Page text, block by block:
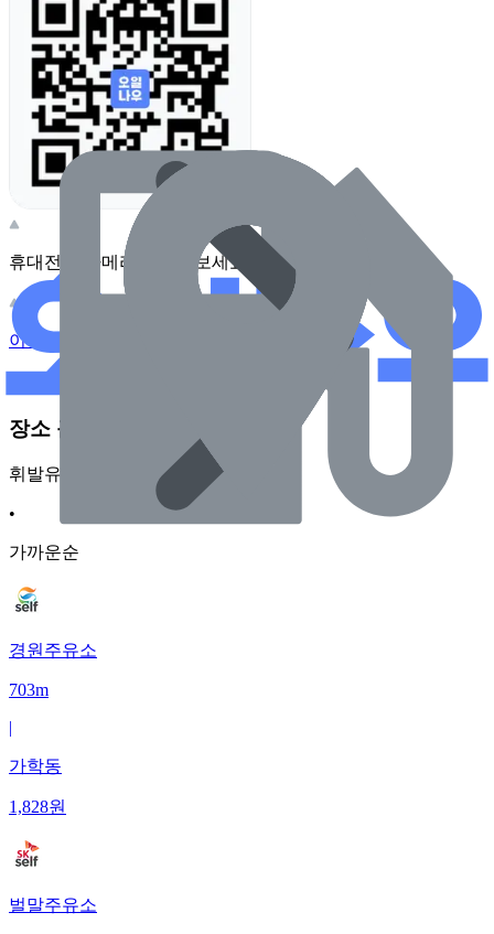
휴대전화 카메라로 찍어보세요
이 주유소의 사장님이신가요?
장소 근처 주유소
휘발유
•
가까운순
경원주유소
703m
|
가학동
1,828원
벌말주유소